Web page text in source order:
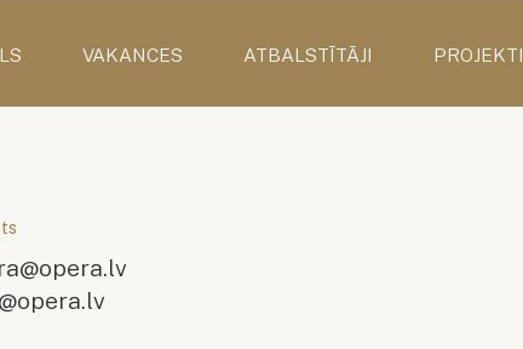
VAKANCES ATBALSTĪTĀJI PROJEKTI